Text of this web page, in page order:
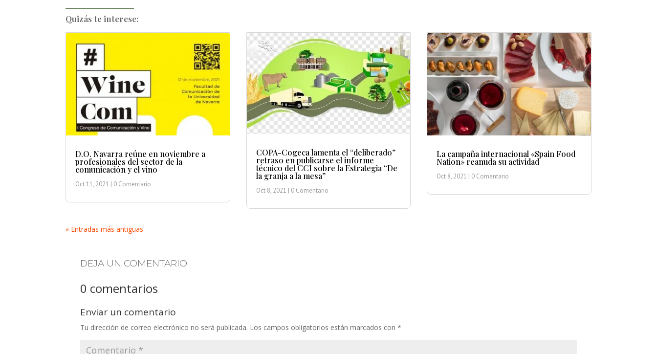
Quizás te interese:
D.O. Navarra reúne en noviembre a
profesionales del sector de la
comunicación y el vino
Oct 11, 2021 | 0 Comentario
COPA-Cogeca lamenta el “deliberado”
retraso en publicarse el informe
técnico del CCI sobre la Estrategia “De
la granja a la mesa”
Oct 8, 2021 | 0 Comentario
La campaña internacional «Spain Food
Nation» reanuda su actividad
Oct 8, 2021 | 0 Comentario
« Entradas más antiguas
DEJA UN COMENTARIO
0 comentarios
Enviar un comentario
Tu dirección de correo electrónico no será publicada. Los campos obligatorios están marcados con*